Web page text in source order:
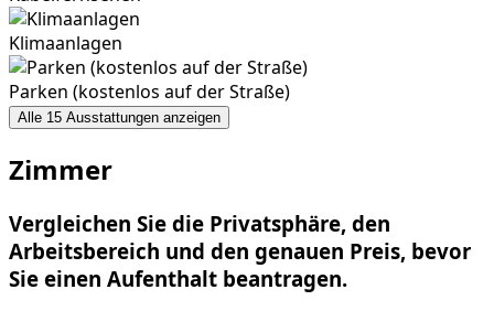
Klimaanlagen
Parken (kostenlos auf der Straße)
Alle 15 Ausstattungen anzeigen
Zimmer
Vergleichen Sie die Privatsphäre, den
Arbeitsbereich und den genauen Preis, bevor
Sie einen Aufenthalt beantragen.